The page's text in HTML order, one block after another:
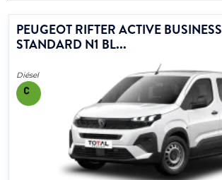
PEUGEOT RIFTER ACTIVE BUSINESS
STANDARD N1 BL...
Diésel